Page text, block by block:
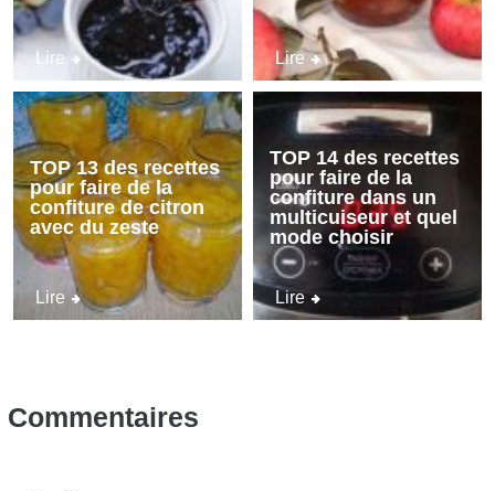
Lire Lire
TOP 13 des recettes
pour faire de la
confiture de citron
avec du zeste
Lire
TOP 14 des recettes
pour faire de la
confiture dans un
multicuiseur et quel
mode choisir
Lire
Commentaires